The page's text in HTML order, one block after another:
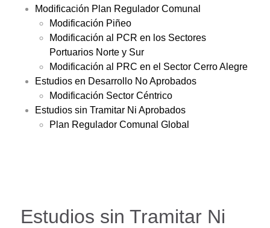
Modificación Plan Regulador Comunal
Modificación Piñeo
Modificación al PCR en los Sectores
Portuarios Norte y Sur
Modificación al PRC en el Sector Cerro Alegre
Estudios en Desarrollo No Aprobados
Modificación Sector Céntrico
Estudios sin Tramitar Ni Aprobados
Plan Regulador Comunal Global
Estudios sin Tramitar Ni